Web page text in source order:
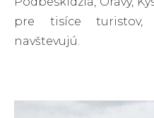
pre tisíce
navštevujú.